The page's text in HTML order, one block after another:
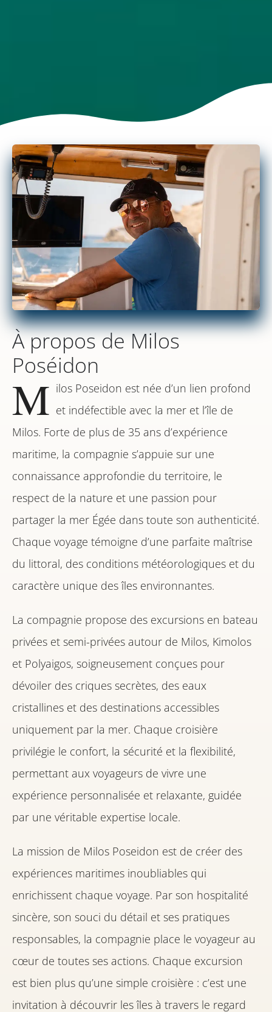
À propos de Milos
Poséidon
M ilos Poseidon est née d’un lien profond
et indéfectible avec la mer et l’île de
Milos. Forte de plus de 35 ans d’expérience
maritime, la compagnie s’appuie sur une
connaissance approfondie du territoire, le
respect de la nature et une passion pour
partager la mer Égée dans toute son authenticité.
Chaque voyage témoigne d’une parfaite maîtrise
du littoral, des conditions météorologiques et du
caractère unique des îles environnantes.
La compagnie propose des excursions en bateau
privées et semi-privées autour de Milos, Kimolos
et Polyaigos, soigneusement conçues pour
dévoiler des criques secrètes, des eaux
cristallines et des destinations accessibles
uniquement par la mer. Chaque croisière
privilégie le confort, la sécurité et la flexibilité,
permettant aux voyageurs de vivre une
expérience personnalisée et relaxante, guidée
par une véritable expertise locale.
La mission de Milos Poseidon est de créer des
expériences maritimes inoubliables qui
enrichissent chaque voyage. Par son hospitalité
sincère, son souci du détail et ses pratiques
responsables, la compagnie place le voyageur au
cœur de toutes ses actions. Chaque excursion
est bien plus qu’une simple croisière : c’est une
invitation à découvrir les îles à travers le regard